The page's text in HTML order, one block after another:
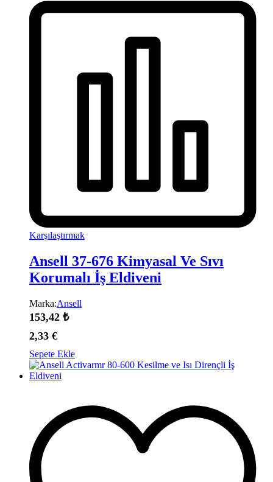
Karşılaştırmak
Ansell 37-676 Kimyasal Ve Sıvı
Korumalı İş Eldiveni
Marka:Ansell
153,42 ₺
2,33 €
Sepete Ekle